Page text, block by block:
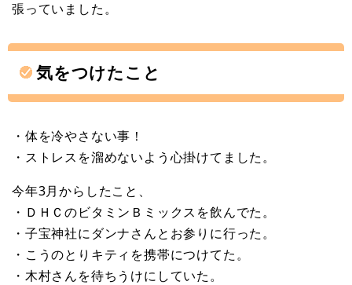
張っていました。
気をつけたこと
・体を冷やさない事！
・ストレスを溜めないよう心掛けてました。
今年3月からしたこと、
・ＤＨＣのビタミンＢミックスを飲んでた。
・子宝神社にダンナさんとお参りに行った。
・こうのとりキティを携帯につけてた。
・木村さんを待ちうけにしていた。